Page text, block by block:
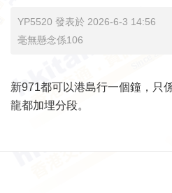
YP5520 發表於 2026-6-3 14:56
毫無懸念係106
新971都可以港島行一個鐘，只
龍都加埋分段。